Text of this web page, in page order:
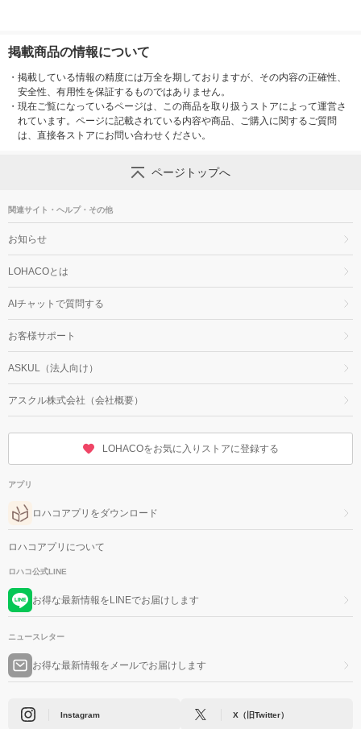
掲載商品の情報について
・ 掲載している情報の精度には万全を期しておりますが、その内容の正確性、
安全性、有用性を保証するものではありません。
・ 現在ご覧になっているページは、この商品を取り扱うストアによって運営さ
れています。ページに記載されている内容や商品、ご購入に関するご質問
は、直接各ストアにお問い合わせください。
ページトップへ
関連サイト・ヘルプ・その他
お知らせ
LOHACOとは
AIチャットで質問する
お客様サポート
ASKUL（法人向け）
アスクル株式会社（会社概要）
LOHACOをお気に入りストアに登録する
アプリ
ロハコアプリをダウンロード
ロハコアプリについて
ロハコ公式LINE
お得な最新情報をLINEでお届けします
ニュースレター
お得な最新情報をメールでお届けします
Instagram X（旧Twitter）